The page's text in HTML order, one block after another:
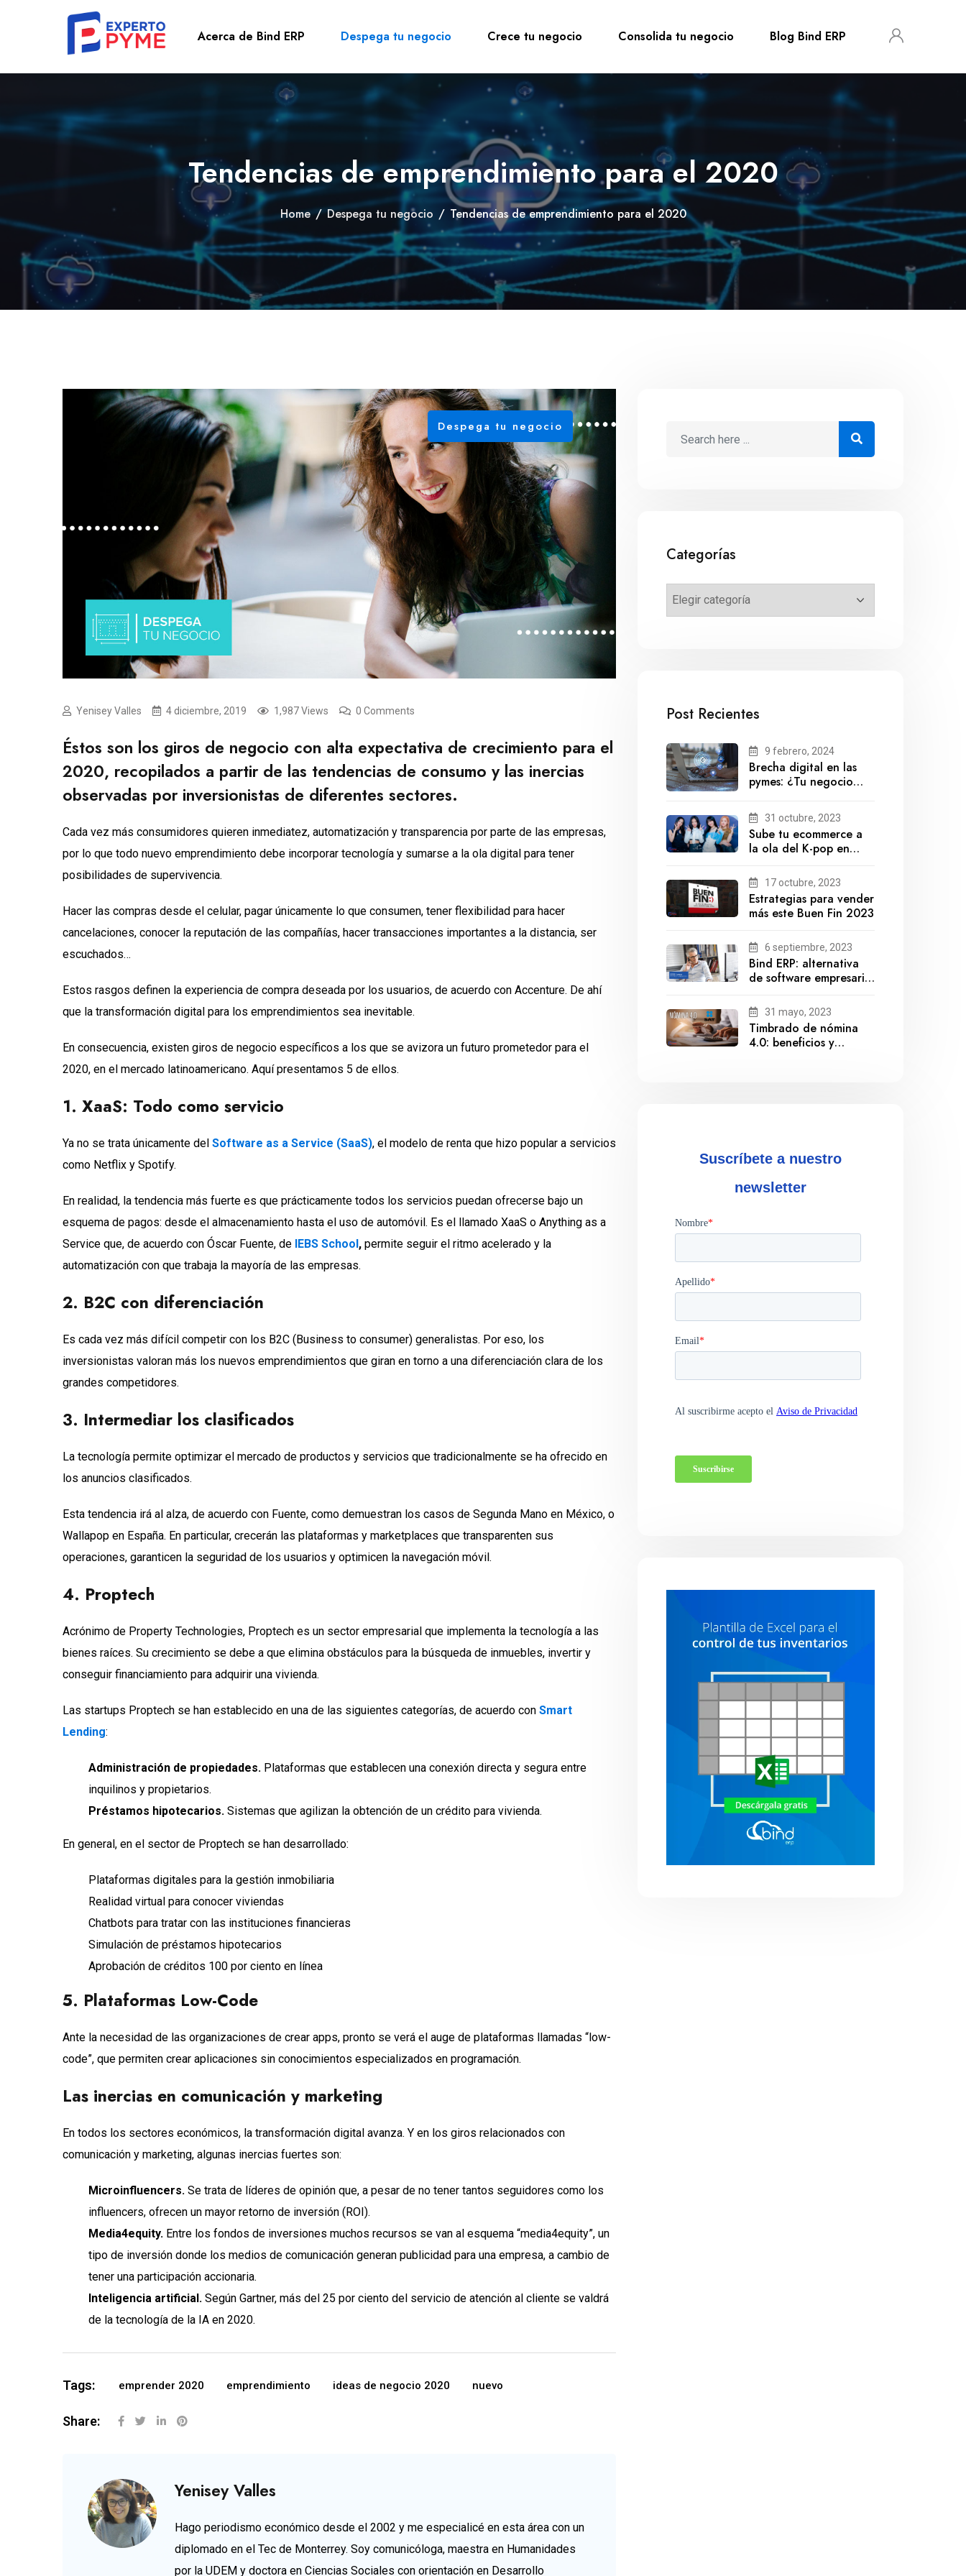
Acerca de Bind ERP Despega tu negocio Crece tu negocio Consolida tu negocio Blog Bind ERP
Tendencias de emprendimiento para el 2020
Home / Despega tu negocio / Tendencias de emprendimiento para el 2020
Despega tu negocio
Yenisey Valles 4 diciembre, 2019 1,987 Views 0 Comments
Éstos son los giros de negocio con alta expectativa de crecimiento para el
2020, recopilados a partir de las tendencias de consumo y las inercias
observadas por inversionistas de diferentes sectores.
Cada vez más consumidores quieren inmediatez, automatización y transparencia por parte de las empresas,
por lo que todo nuevo emprendimiento debe incorporar tecnología y sumarse a la ola digital para tener
posibilidades de supervivencia.
Hacer las compras desde el celular, pagar únicamente lo que consumen, tener flexibilidad para hacer
cancelaciones, conocer la reputación de las compañías, hacer transacciones importantes a la distancia, ser
escuchados…
Estos rasgos definen la experiencia de compra deseada por los usuarios, de acuerdo con Accenture. De ahí
que la transformación digital para los emprendimientos sea inevitable.
En consecuencia, existen giros de negocio específicos a los que se avizora un futuro prometedor para el
2020, en el mercado latinoamericano. Aquí presentamos 5 de ellos.
1. XaaS: Todo como servicio
Ya no se trata únicamente del Software as a Service (SaaS), el modelo de renta que hizo popular a servicios
como Netflix y Spotify.
En realidad, la tendencia más fuerte es que prácticamente todos los servicios puedan ofrecerse bajo un
esquema de pagos: desde el almacenamiento hasta el uso de automóvil. Es el llamado XaaS o Anything as a
Service que, de acuerdo con Óscar Fuente, de IEBS School, permite seguir el ritmo acelerado y la
automatización con que trabaja la mayoría de las empresas.
2. B2C con diferenciación
Es cada vez más difícil competir con los B2C (Business to consumer) generalistas. Por eso, los
inversionistas valoran más los nuevos emprendimientos que giran en torno a una diferenciación clara de los
grandes competidores.
3. Intermediar los clasificados
La tecnología permite optimizar el mercado de productos y servicios que tradicionalmente se ha ofrecido en
los anuncios clasificados.
Esta tendencia irá al alza, de acuerdo con Fuente, como demuestran los casos de Segunda Mano en México, o
Wallapop en España. En particular, crecerán las plataformas y marketplaces que transparenten sus
operaciones, garanticen la seguridad de los usuarios y optimicen la navegación móvil.
4. Proptech
Acrónimo de Property Technologies, Proptech es un sector empresarial que implementa la tecnología a las
bienes raíces. Su crecimiento se debe a que elimina obstáculos para la búsqueda de inmuebles, invertir y
conseguir financiamiento para adquirir una vivienda.
Las startups Proptech se han establecido en una de las siguientes categorías, de acuerdo con Smart
Lending:
Administración de propiedades. Plataformas que establecen una conexión directa y segura entre
inquilinos y propietarios.
Préstamos hipotecarios. Sistemas que agilizan la obtención de un crédito para vivienda.
En general, en el sector de Proptech se han desarrollado:
Plataformas digitales para la gestión inmobiliaria
Realidad virtual para conocer viviendas
Chatbots para tratar con las instituciones financieras
Simulación de préstamos hipotecarios
Aprobación de créditos 100 por ciento en línea
5. Plataformas Low-Code
Ante la necesidad de las organizaciones de crear apps, pronto se verá el auge de plataformas llamadas “low-
code”, que permiten crear aplicaciones sin conocimientos especializados en programación.
Las inercias en comunicación y marketing
En todos los sectores económicos, la transformación digital avanza. Y en los giros relacionados con
comunicación y marketing, algunas inercias fuertes son:
Microinfluencers. Se trata de líderes de opinión que, a pesar de no tener tantos seguidores como los
influencers, ofrecen un mayor retorno de inversión (ROI).
Media4equity. Entre los fondos de inversiones muchos recursos se van al esquema “media4equity”, un
tipo de inversión donde los medios de comunicación generan publicidad para una empresa, a cambio de
tener una participación accionaria.
Inteligencia artificial. Según Gartner, más del 25 por ciento del servicio de atención al cliente se valdrá
de la tecnología de la IA en 2020.
Tags: emprender 2020 emprendimiento ideas de negocio 2020 nuevo
Share:
Yenisey Valles
Hago periodismo económico desde el 2002 y me especialicé en esta área con un
diplomado en el Tec de Monterrey. Soy comunicóloga, maestra en Humanidades
por la UDEM y doctora en Ciencias Sociales con orientación en Desarrollo
Categorías
Post Recientes
9 febrero, 2024
Brecha digital en las
pymes: ¿Tu negocio
futuro?31 octubre, 2023
Sube tu ecommerce a
la ola del K-pop en
17 octubre, 2023
Estrategias para vender
más este Buen Fin 2023
6 septiembre, 2023
Bind ERP: alternativa
de software empresarial
Gestionix
31 mayo, 2023
Timbrado de nómina
4.0: beneficios y
Suscríbete a nuestro
newsletter